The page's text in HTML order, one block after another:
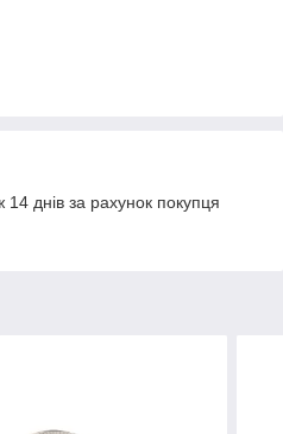
днів за рахунок покупця